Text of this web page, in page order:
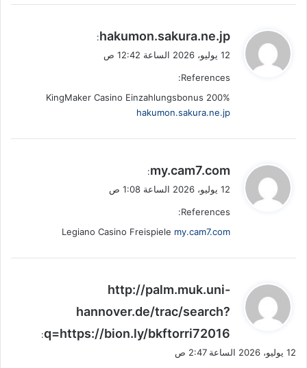
ي
ل
hakumon.sakura.ne.jp
:
12 يوليو، 2026 الساعة 12:42 ص
References:
KingMaker Casino Einzahlungsbonus 200%
hakumon.sakura.ne.jp
ي
ل
my.cam7.com
:
12 يوليو، 2026 الساعة 1:08 ص
References:
Legiano Casino Freispiele my.cam7.com
و
ل
http://palm.muk.uni-
hannover.de/trac/search?
q=https://bion.ly/bkftorri72016
:
12 يوليو، 2026 الساعة 2:47 ص